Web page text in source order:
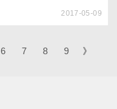
2017-05-09
6 7 8 9 》